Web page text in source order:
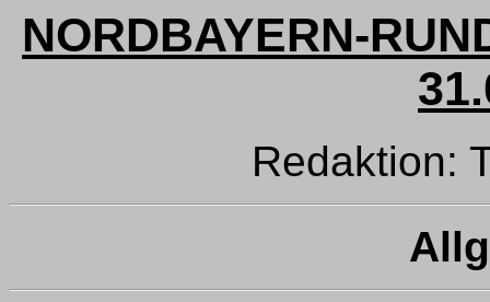
NORDBAYERN-
Redaktion: